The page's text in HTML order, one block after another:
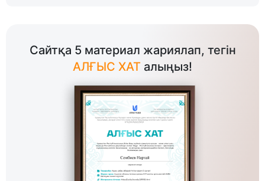
Сайтқа 5 материал жариялап, тегін
АЛҒЫС ХАТ алыңыз!